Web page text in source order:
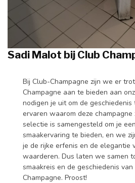
Sadi Malot bij Club
Bij Club-Champagne zijn we er
Champagne aan te bieden aan
nodigen je uit om de
ervaren waarom deze champagne
selectie is samengesteld om je
smaakervaring te bieden, en we
je de rijke erfenis en de elegantie
waarderen. Dus laten we samen
smaakreis en de geschiedenis
Champagne. Proost!